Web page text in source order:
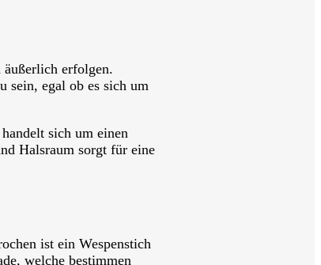
erfolgen.
sein, egal ob es sich um
sich um einen
Halsraum sorgt für eine
ist ein Wespenstich
welche bestimmen